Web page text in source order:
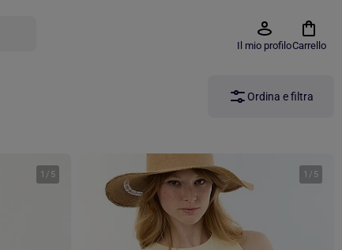
Il mio profiloCarrello
Ordina e filtra
1 / 5 1 / 5